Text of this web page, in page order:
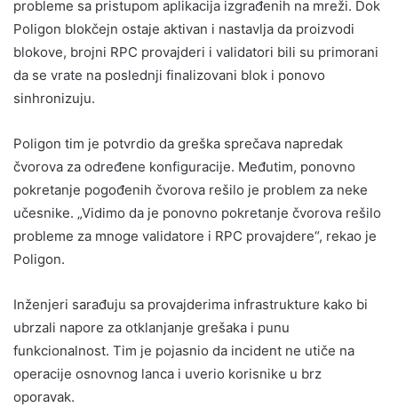
probleme sa pristupom aplikacija izgrađenih na mreži. Dok
Poligon blokčejn ostaje aktivan i nastavlja da proizvodi
blokove, brojni RPC provajderi i validatori bili su primorani
da se vrate na poslednji finalizovani blok i ponovo
sinhronizuju.
Poligon tim je potvrdio da greška sprečava napredak
čvorova za određene konfiguracije. Međutim, ponovno
pokretanje pogođenih čvorova rešilo je problem za neke
učesnike. „Vidimo da je ponovno pokretanje čvorova rešilo
probleme za mnoge validatore i RPC provajdere“, rekao je
Poligon.
Inženjeri sarađuju sa provajderima infrastrukture kako bi
ubrzali napore za otklanjanje grešaka i punu
funkcionalnost. Tim je pojasnio da incident ne utiče na
operacije osnovnog lanca i uverio korisnike u brz
oporavak.